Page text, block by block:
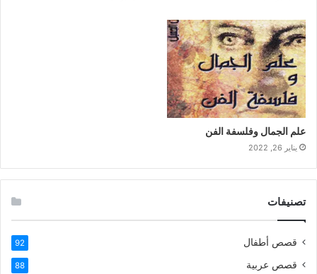
علم الجمال وفلسفة الفن
يناير 26, 2022
تصنيفات
قصص أطفال 92
قصص عربية 88